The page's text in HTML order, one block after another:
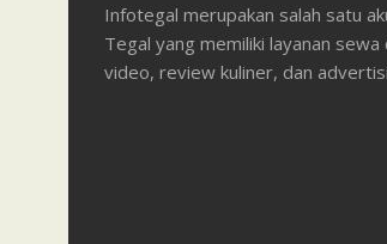
Infotegal merupakan salah satu
Tegal yang memiliki layanan
video, review kuliner, dan